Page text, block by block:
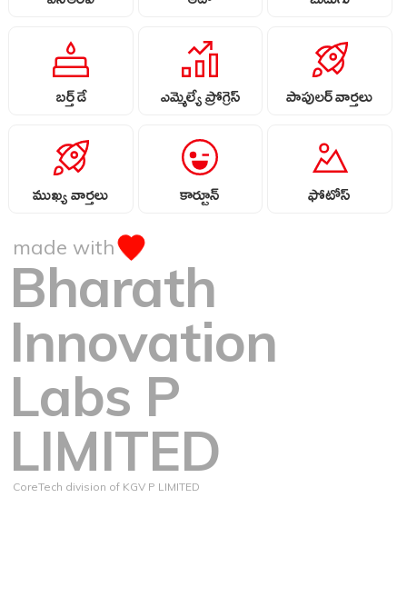
బర్త్ డే ఎమ్మెల్యే ప్రోగ్రెస్ పాపులర్ వార్తలు
ముఖ్య వార్తలు కార్టూన్ ఫోటోస్
made with
Bharath
Innovation
Labs P
LIMITED
CoreTech division of KGV P LIMITED